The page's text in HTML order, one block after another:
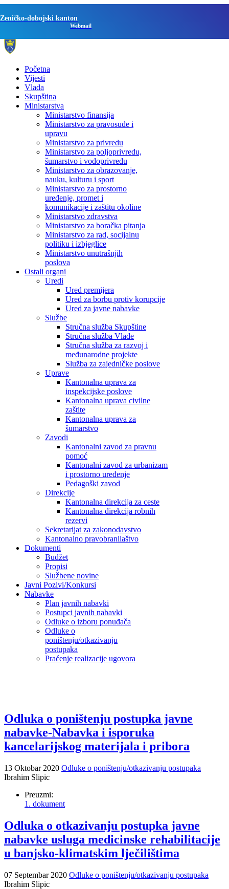
Zeničko-dobojski kanton
Webmail
Početna
Vijesti
Vlada
Skupština
Ministarstva
Ministarstvo finansija
Ministarstvo za pravosuđe i
upravu
Ministarstvo za privredu
Ministarstvo za poljoprivredu,
šumarstvo i vodoprivredu
Ministarstvo za obrazovanje,
nauku, kulturu i sport
Ministarstvo za prostorno
uređenje, promet i
komunikacije i zaštitu okoline
Ministarstvo zdravstva
Ministarstvo za boračka pitanja
Ministarstvo za rad, socijalnu
politiku i izbjeglice
Ministarstvo unutrašnjih
poslova
Ostali organi
Uredi
Ured premijera
Ured za borbu protiv korupcije
Ured za javne nabavke
Službe
Stručna služba Skupštine
Stručna služba Vlade
Stručna služba za razvoj i
međunarodne projekte
Služba za zajedničke poslove
Uprave
Kantonalna uprava za
inspekcijske poslove
Kantonalna uprava civilne
zaštite
Kantonalna uprava za
šumarstvo
Zavodi
Kantonalni zavod za pravnu
pomoć
Kantonalni zavod za urbanizam
i prostorno uređenje
Pedagoški zavod
Direkcije
Kantonalna direkcija za ceste
Kantonalna direkcija robnih
rezervi
Sekretarijat za zakonodavstvo
Kantonalno pravobranilaštvo
Dokumenti
Budžet
Propisi
Službene novine
Javni Pozivi/Konkursi
Nabavke
Plan javnih nabavki
Postupci javnih nabavki
Odluke o izboru ponuđača
Odluke o
poništenju/otkazivanju
postupaka
Praćenje realizacije ugovora
Odluka o poništenju postupka javne
nabavke-Nabavka i isporuka
kancelarijskog materijala i pribora
13 Oktobar 2020 Odluke o poništenju/otkazivanju postupaka
Ibrahim Slipic
Preuzmi:
1. dokument
Odluka o otkazivanju postupka javne
nabavke usluga medicinske rehabilitacije
u banjsko-klimatskim lječilištima
07 Septembar 2020 Odluke o poništenju/otkazivanju postupaka
Ibrahim Slipic